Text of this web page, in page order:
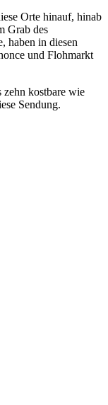
Orte hinauf, hinab
Grab des
haben in diesen
und Flohmarkt
kostbare wie
Sendung.